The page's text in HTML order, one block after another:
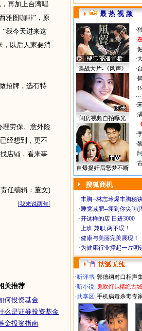
再加上台湾唱
雅图咖啡”，原
我今天进来这
，以后人家要消
招牌，选有特
理劳保、意外险
经想到，更不
店铺，看来事
任编辑：董文)
[我来说两句]
关推荐
何投资基金
么是证券投资基金
金投资指南
最 热 视 频
谍战大片-《风声》
闺房视频自拍曝光
自爆捉奸后恶梦不断
·
·
·
·
·
·
·
·
·
·
·
·
·
·
搜狐商机
·丰胸--林志玲爆丰胸秘
·睡觉减肥--瘦到你尖叫(
·开这样的店 日进3000
·上班 兼职 两不误！
·健康与美丽完美展现！
·为健康行业撑起一片明
·听评书 郭德纲对口相声
·听小说 鬼吹灯1-精绝古城
·共享区 手机病毒杀毒专